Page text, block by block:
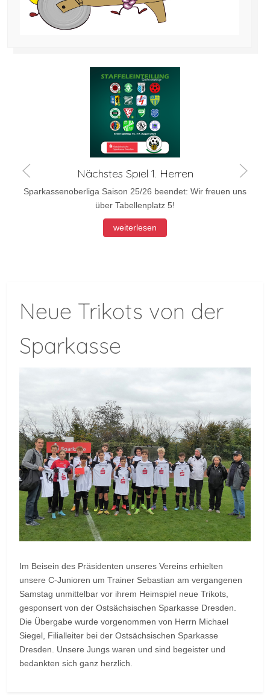
Nächstes Spiel 1. Herren
Sparkassenoberliga Saison 25/26 beendet: Wir freuen uns
über Tabellenplatz 5!
weiterlesen
Neue Trikots von der
Sparkasse
Im Beisein des Präsidenten unseres Vereins erhielten
unsere C-Junioren um Trainer Sebastian am vergangenen
Samstag unmittelbar vor ihrem Heimspiel neue Trikots,
gesponsert von der Ostsächsischen Sparkasse Dresden.
Die Übergabe wurde vorgenommen von Herrn Michael
Siegel, Filialleiter bei der Ostsächsischen Sparkasse
Dresden. Unsere Jungs waren und sind begeister und
bedankten sich ganz herzlich.